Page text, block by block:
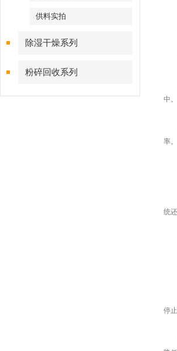
供料实拍
除湿干燥系列
粉碎回收系列
1
2
中
3
率。
4
5
统
1
2
停